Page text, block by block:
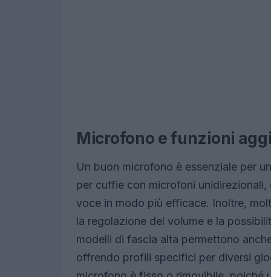
Microfono e funzioni
Un buon microfono è essenziale per
per cuffie con microfoni
voce in modo più efficace. Inoltre,
la regolazione del volume e la
modelli di fascia alta permettono
offrendo profili specifici per diversi